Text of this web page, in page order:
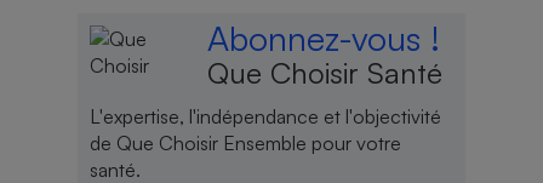
Abonnez-vous !
Que Choisir Santé
L'expertise, l'indépendance et l'objectivité
de Que Choisir Ensemble pour votre
santé.